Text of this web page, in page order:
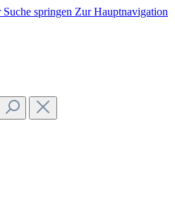
Suche springen Zur Hauptnavigation